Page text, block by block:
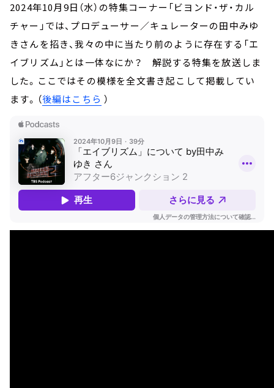
2024年10月9日（水）の特集コーナー「ビヨンド・ザ・カル
チャー」では、プロデューサー／キュレーターの田中みゆ
きさんを招き、我々の中に当たり前のように存在する「エ
イブリズム」とは一体なにか？ 解説する特集を放送しま
した。ここではその模様を全文書き起こして掲載してい
ます。（後編はこちら ）